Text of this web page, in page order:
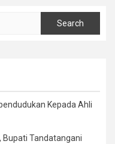
Kepada Ahli
Bupati Tandatangani